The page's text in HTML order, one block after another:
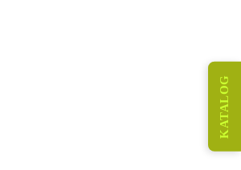
KATALOG